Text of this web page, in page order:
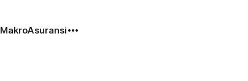
MakroAsuransi